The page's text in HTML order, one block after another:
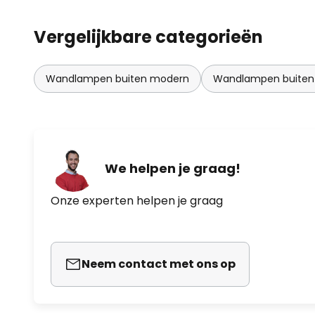
Vergelijkbare categorieën
Wandlampen buiten modern Wandlampen
We helpen je graag!
Onze experten helpen je graag
Neem contact met ons op